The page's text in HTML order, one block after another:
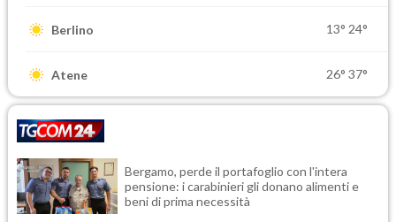
Berlino 13° 24°
Atene 26° 37°
Bergamo, perde il portafoglio con l'intera
pensione: i carabinieri gli donano alimenti e
beni di prima necessità